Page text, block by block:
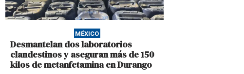
MÉXICO
Desmantelan dos laboratorios
clandestinos y aseguran más de 150
kilos de metanfetamina en Durango